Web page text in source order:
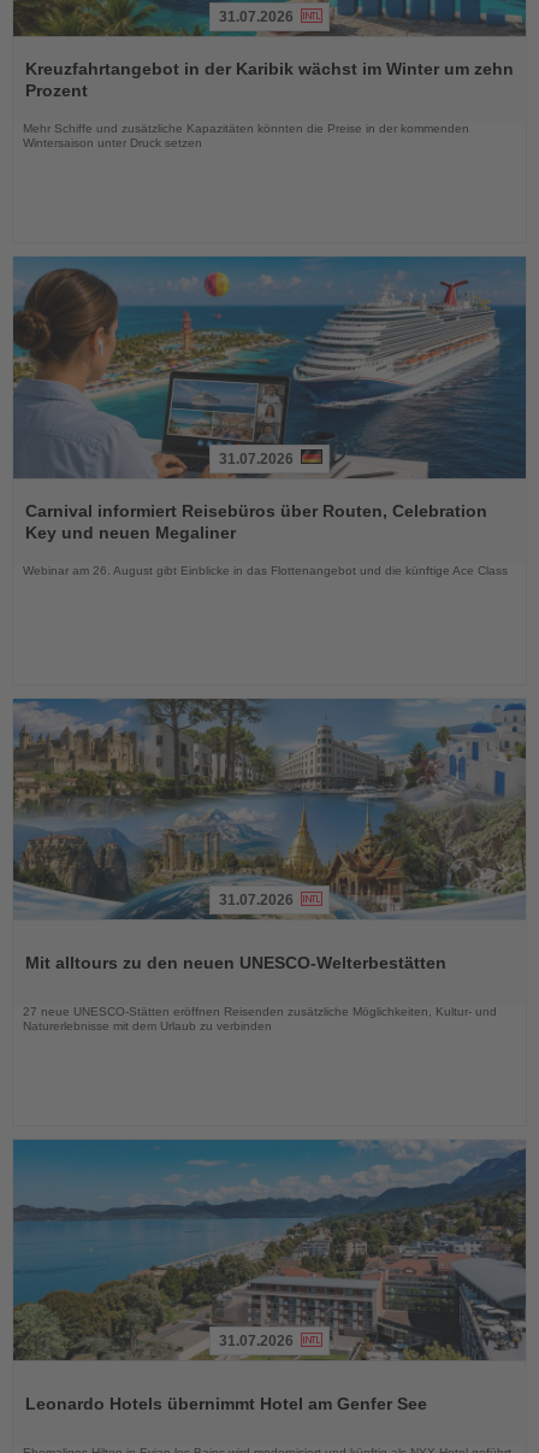
Sie
die
31.07.2026
Kreuzfahrtangebot in der Karibik wächst im Winter um zehn
Prozent
Mehr Schiffe und zusätzliche Kapazitäten könnten die Preise in der kommenden
Wintersaison unter Druck setzen
Sie
die
Nachrichten
31.07.2026
Carnival informiert Reisebüros über Routen, Celebration
Key und neuen Megaliner
Webinar am 26. August gibt Einblicke in das Flottenangebot und die künftige Ace Class
die
31.07.2026
Mit alltours zu den neuen UNESCO-Welterbestätten
27 neue UNESCO-Stätten eröffnen Reisenden zusätzliche Möglichkeiten, Kultur- und
Naturerlebnisse mit dem Urlaub zu verbinden
die
31.07.2026
Leonardo Hotels übernimmt Hotel am Genfer See